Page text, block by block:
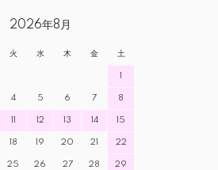
2026年8月
火 水 木 金 土
1
4 5 6 7 8
11 12 13 14 15
18 19 20 21 22
25 26 27 28 29